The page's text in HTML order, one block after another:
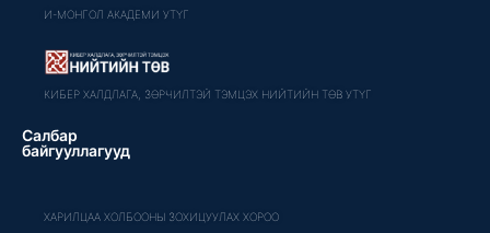
И-МОНГОЛ АКАДЕМИ УТҮГ
КИБЕР ХАЛДЛАГА, ЗӨРЧИЛТЭЙ ТЭМЦЭХ НИЙТИЙН ТӨВ УТҮГ
Салбар
байгууллагууд
ХАРИЛЦАА ХОЛБООНЫ ЗОХИЦУУЛАХ ХОРОО